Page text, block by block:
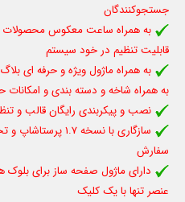
جستجوکنندگان
به همراه ساعت معکوس محصولات
قابلیت تنظیم در خود سیستم
به همراه ماژول ویژه و حرفه ای
به همراه شاخه و دسته بندی و امکانات
نصب و پیکربندی رایگان قالب و
سفارش
دارای ماژول صفحه ساز برای بلوک
عنصر تنها با یک کلیک